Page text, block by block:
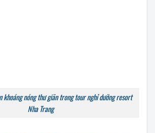
khoáng nóng thư giãn trong tour nghỉ dưỡng resort
Nha Trang